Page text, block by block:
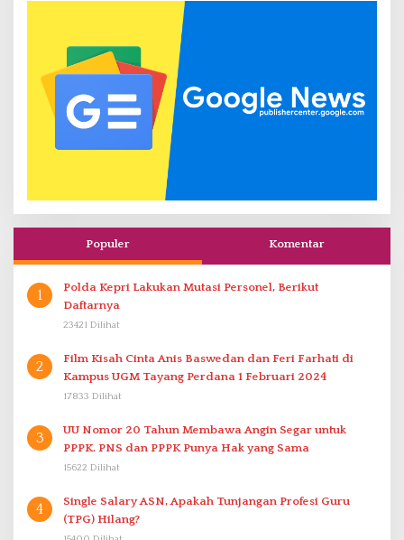
Populer Komentar
1
Polda Kepri Lakukan Mutasi Personel, Berikut
Daftarnya
23421 Dilihat
2
Film Kisah Cinta Anis Baswedan dan Feri Farhati di
Kampus UGM Tayang Perdana 1 Februari 2024
17833 Dilihat
3
UU Nomor 20 Tahun Membawa Angin Segar untuk
PPPK. PNS dan PPPK Punya Hak yang Sama
15622 Dilihat
4
Single Salary ASN, Apakah Tunjangan Profesi Guru
(TPG) Hilang?